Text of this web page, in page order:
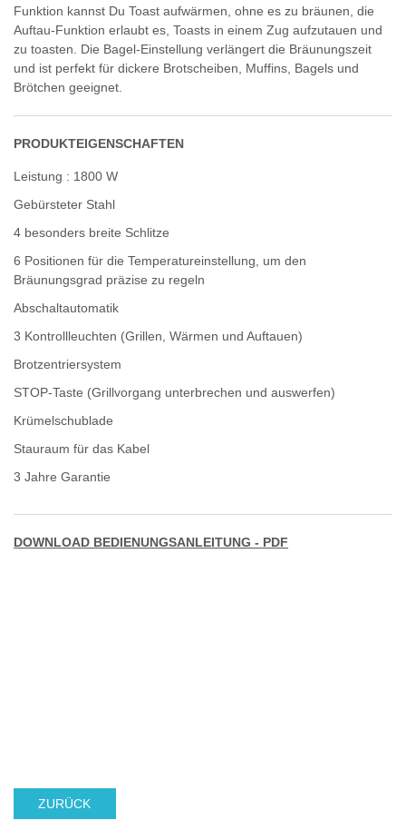
Funktion kannst Du Toast aufwärmen, ohne es zu bräunen, die
Auftau-Funktion erlaubt es, Toasts in einem Zug aufzutauen und
zu toasten. Die Bagel-Einstellung verlängert die Bräunungszeit
und ist perfekt für dickere Brotscheiben, Muffins, Bagels und
Brötchen geeignet.
PRODUKTEIGENSCHAFTEN
Leistung : 1800 W
Gebürsteter Stahl
4 besonders breite Schlitze
6 Positionen für die Temperatureinstellung, um den
Bräunungsgrad präzise zu regeln
Abschaltautomatik
3 Kontrollleuchten (Grillen, Wärmen und Auftauen)
Brotzentriersystem
STOP-Taste (Grillvorgang unterbrechen und auswerfen)
Krümelschublade
Stauraum für das Kabel
3 Jahre Garantie
DOWNLOAD BEDIENUNGSANLEITUNG - PDF
ZURÜCK